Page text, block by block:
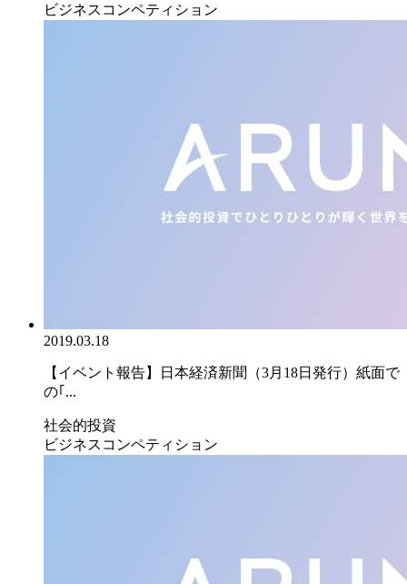
ビジネスコンペティション
2019.03.18
【イベント報告】日本経済新聞（3月18日発行）紙面で
の｢...
社会的投資
ビジネスコンペティション